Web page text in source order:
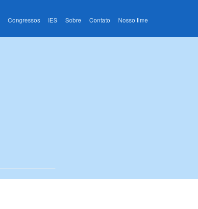
Congressos IES Sobre Contato Nosso time